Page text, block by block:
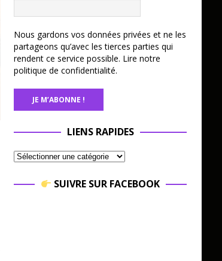
Nous gardons vos données privées et ne les
partageons qu’avec les tierces parties qui
rendent ce service possible. Lire notre
politique de confidentialité.
LIENS RAPIDES
SUIVRE SUR FACEBOOK